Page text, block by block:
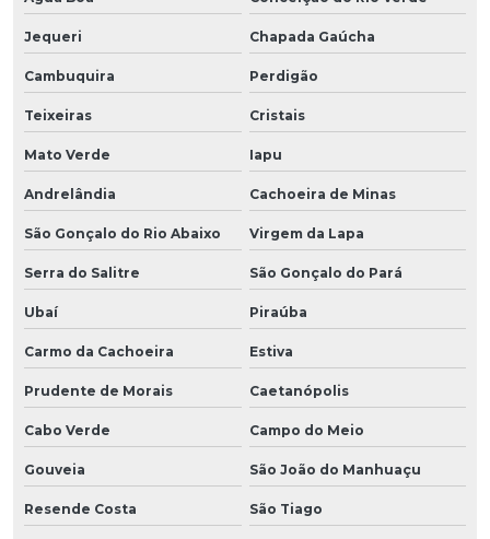
Jequeri Chapada Gaúcha
Cambuquira Perdigão
Teixeiras Cristais
Mato Verde Iapu
Andrelândia Cachoeira de Minas
São Gonçalo do Rio Abaixo Virgem da Lapa
Serra do Salitre São Gonçalo do Pará
Ubaí Piraúba
Carmo da Cachoeira Estiva
Prudente de Morais Caetanópolis
Cabo Verde Campo do Meio
Gouveia São João do Manhuaçu
Resende Costa São Tiago